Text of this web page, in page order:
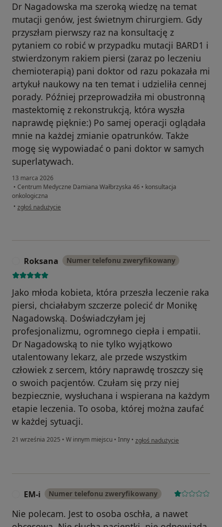
Dr Nagadowska ma szeroką wiedzę na temat
mutacji genów, jest świetnym chirurgiem. Gdy
przyszłam pierwszy raz na konsultację z
pytaniem co robić w przypadku mutacji BARD1 i
stwierdzonym rakiem piersi (zaraz po leczeniu
chemioterapią) pani doktor od razu pokazała mi
artykuł naukowy na ten temat i udzieliła cennej
porady. Później przeprowadziła mi obustronną
mastektomię z rekonstrukcją, która wyszła
naprawdę pięknie:) Po samej operacji oglądała
mnie na każdej zmianie opatrunków. Także
mogę się wypowiadać o pani doktor w samych
superlatywach.
13 marca 2026
• Centrum Medyczne Damiana Wałbrzyska 46 • konsultacja
onkologiczna
• w opinii użytkownika JJ
zgłoś nadużycie
Roksana Numer telefonu zweryfikowany
Jako młoda kobieta, która przeszła leczenie raka
piersi, chciałabym szczerze polecić dr Monikę
Nagadowską. Doświadczyłam jej
profesjonalizmu, ogromnego ciepła i empatii.
Dr Nagadowską to nie tylko wyjątkowo
utalentowany lekarz, ale przede wszystkim
człowiek z sercem, który naprawdę troszczy się
o swoich pacjentów. Czułam się przy niej
bezpiecznie, wysłuchana i wspierana na każdym
etapie leczenia. To osoba, której można zaufać
w każdej sytuacji.
21 września 2025 • W innym miejscu • Inny • w opinii użytkownika Roksana
zgłoś nadużycie
EM-i Numer telefonu zweryfikowany
Nie polecam. Jest to osoba oschła, a nawet